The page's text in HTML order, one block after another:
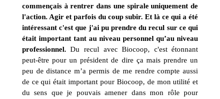
commençais à rentrer dans une spirale uniquement de
l'action. Agir et parfois du coup subir. Et là ce qui a été
intéressant c'est que j'ai pu prendre du recul sur ce qui
était important tant au niveau personnel qu’au niveau
professionnel.Du recul avec Biocoop, c'est étonnant
peut-être pour un président de dire ça mais prendre un
peu de distance m’a permis de me rendre compte aussi
de ce qui était important pour Biocoop, de mon utilité et
du sens que je pouvais amener dans mon rôle pour